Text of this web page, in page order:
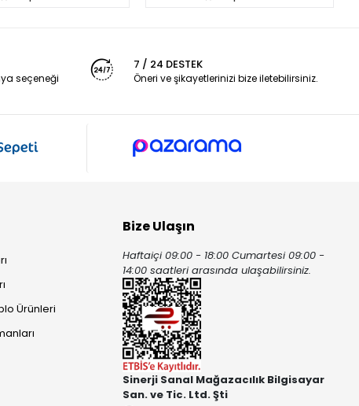
seçeneği
7 / 24 DESTEK
Öneri ve şikayetlerinizi bize iletebilirsiniz.
Ürünleri
Bize Ulaşın
Haftaiçi 09:00 - 18:00 Cumartesi 09:00 -
14:00 saatleri arasında ulaşabilirsiniz.
Sinerji Sanal Mağazacılık Bilgisayar
San. ve Tic. Ltd. Şti